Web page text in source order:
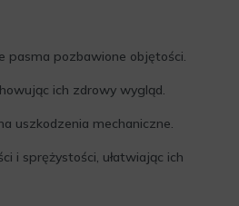
pasma pozbawione objętości.
ich zdrowy wygląd.
uszkodzenia mechaniczne.
i sprężystości, ułatwiając ich